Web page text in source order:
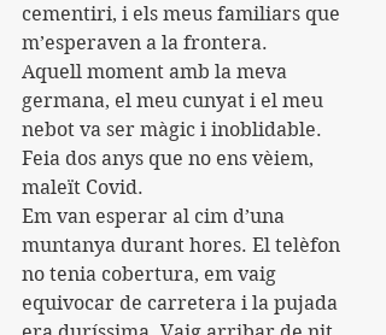
cementiri, i els meus familiars que
m’esperaven a la frontera.
Aquell moment amb la meva
germana, el meu cunyat i el meu
nebot va ser màgic i inoblidable.
Feia dos anys que no ens vèiem,
maleït Covid.
Em van esperar al cim d’una
muntanya durant hores. El telèfon
no tenia cobertura, em vaig
equivocar de carretera i la pujada